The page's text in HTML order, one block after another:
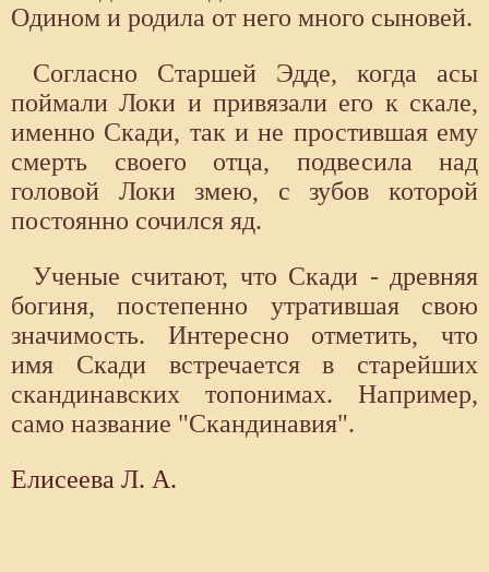
Одином и родила от него много сыновей.
Согласно Старшей Эдде, когда асы
поймали Локи и привязали его к скале,
именно Скади, так и не простившая ему
смерть своего отца, подвесила над
головой Локи змею, с зубов которой
постоянно сочился яд.
Ученые считают, что Скади - древняя
богиня, постепенно утратившая свою
значимость. Интересно отметить, что
имя Скади встречается в старейших
скандинавских топонимах. Например,
само название "Скандинавия".
Елисеева Л. А.